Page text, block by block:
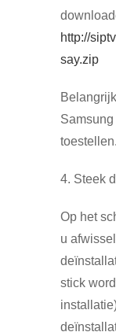
http://
say.zip
toestellen.
4. Steek
Op het
u
stick